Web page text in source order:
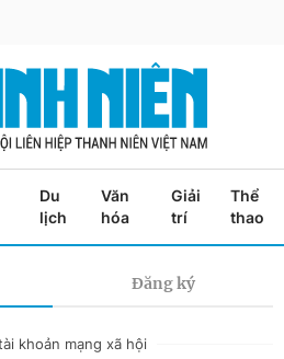
Du
lịch
Văn
hóa
Giải
trí
Thể
thao
Đăng ký
khoản mạng xã hội